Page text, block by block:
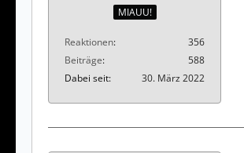
MIAUU!
Reaktionen
356
Beiträge
588
Dabei seit
30. März 2022